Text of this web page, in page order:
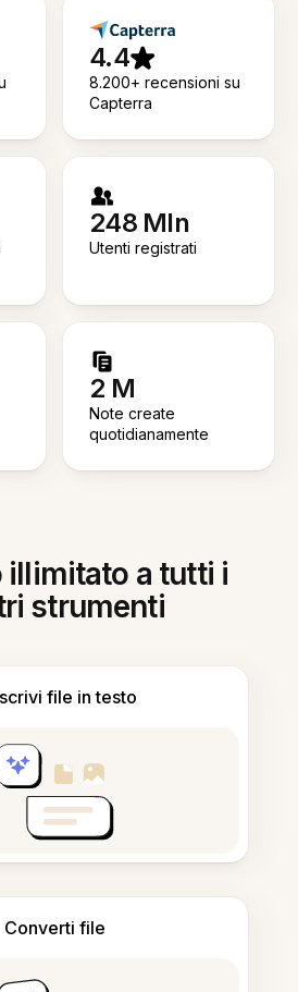
4.4
8.200+ recensioni su
Capterra
248 Mln
Utenti registrati
2 M
Note create
quotidianamente
illimitato a tutti i
strumenti
file in testo
Converti file